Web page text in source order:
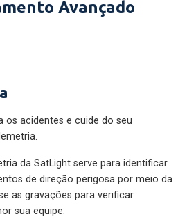
Avançado
os acidentes e cuide do seu
da SatLight serve para identificar
de direção perigosa por meio da
as gravações para verificar
sua equipe.